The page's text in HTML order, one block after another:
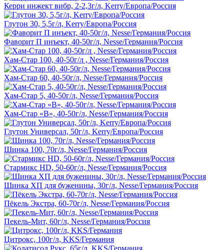
Керри инжект вибр, 2-2,3г/л, Kerry/Европа/Россия
Глутон 30, 5,5г/л, Kerry/Европа/Россия
Фаворит П инъект, 40-50г/л, Nesse/Германия/Россия
Хам-Стар 100, 40-50г/л , Nesse/Германия/Россия
Хам-Стар 60, 40-50г/л, Nesse/Германия/Россия
Хам-Стар 5, 40-50г/л, Nesse/Германия/Россия
Хам-Стар «В», 40-50г/л, Nesse/Германия/Россия
Глутон Универсал, 50г/л, Kerry/Европа/Россия
Шинка 100, 70г/л, Nesse/Германия/Россия
Стармикс HD, 50-60г/л, Nesse/Германия/Россия
Шинка ХП для буженины, 30г/л, Nesse/Германия/Россия
Пёкель Экстра, 60-70г/л, Nesse/Германия/Россия
Пекель-Мит, 60г/л, Nesse/Германия/Россия
Цитрокс, 100г/л, KKS/Германия